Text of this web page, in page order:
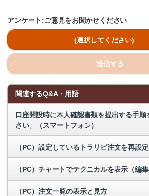
アンケート:ご意見をお聞かせください
(選択してください)
送信する
関連するQ&A・用語
口座開設時に本人確認書類を提出する手順
さい。（スマートフォン）
（PC）設定しているトラリピ注文を再設
（PC）チャートでテクニカルを表示（編
（PC）注文一覧の表示と見方